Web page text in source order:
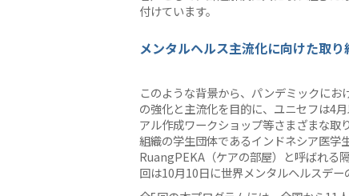
付けています。
メンタルヘルス主流化に向けた取り
このような背景から、パンデミックに
の強化と主流化を目的に、ユニセフは4
アル作成ワークショップ等さまざまな取
組織の学生団体であるインドネシア医学
RuangPEKA（ケアの部屋）と呼ばれる
回は10月10日に世界メンタルヘルスデー